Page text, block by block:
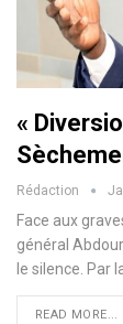
«
Rédaction
Face aux
général
le silence. Par
READ MORE...